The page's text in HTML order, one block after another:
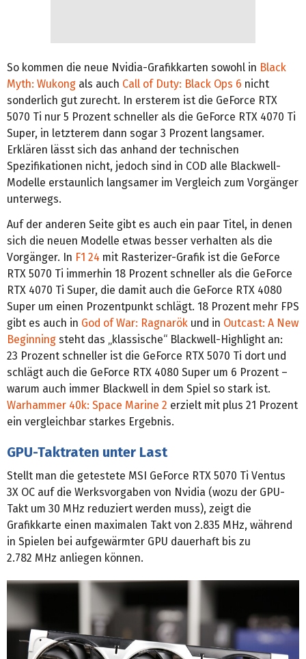
So kommen die neue Nvidia-Grafikkarten sowohl in Black
Myth: Wukong als auch Call of Duty: Black Ops 6 nicht
sonderlich gut zurecht. In ersterem ist die GeForce RTX
5070 Ti nur 5 Prozent schneller als die GeForce RTX 4070 Ti
Super, in letzterem dann sogar 3 Prozent langsamer.
Erklären lässt sich das anhand der technischen
Spezifikationen nicht, jedoch sind in COD alle Blackwell-
Modelle erstaunlich langsamer im Vergleich zum Vorgänger
unterwegs.
Auf der anderen Seite gibt es auch ein paar Titel, in denen
sich die neuen Modelle etwas besser verhalten als die
Vorgänger. In F1 24 mit Rasterizer-Grafik ist die GeForce
RTX 5070 Ti immerhin 18 Prozent schneller als die GeForce
RTX 4070 Ti Super, die damit auch die GeForce RTX 4080
Super um einen Prozentpunkt schlägt. 18 Prozent mehr FPS
gibt es auch in God of War: Ragnarök und in Outcast: A New
Beginning steht das „klassische“ Blackwell-Highlight an:
23 Prozent schneller ist die GeForce RTX 5070 Ti dort und
schlägt auch die GeForce RTX 4080 Super um 6 Prozent –
warum auch immer Blackwell in dem Spiel so stark ist.
Warhammer 40k: Space Marine 2 erzielt mit plus 21 Prozent
ein vergleichbar starkes Ergebnis.
GPU-Taktraten unter Last
Stellt man die getestete MSI GeForce RTX 5070 Ti Ventus
3X OC auf die Werksvorgaben von Nvidia (wozu der GPU-
Takt um 30 MHz reduziert werden muss), zeigt die
Grafikkarte einen maximalen Takt von 2.835 MHz, während
in Spielen bei aufgewärmter GPU dauerhaft bis zu
2.782 MHz anliegen können.